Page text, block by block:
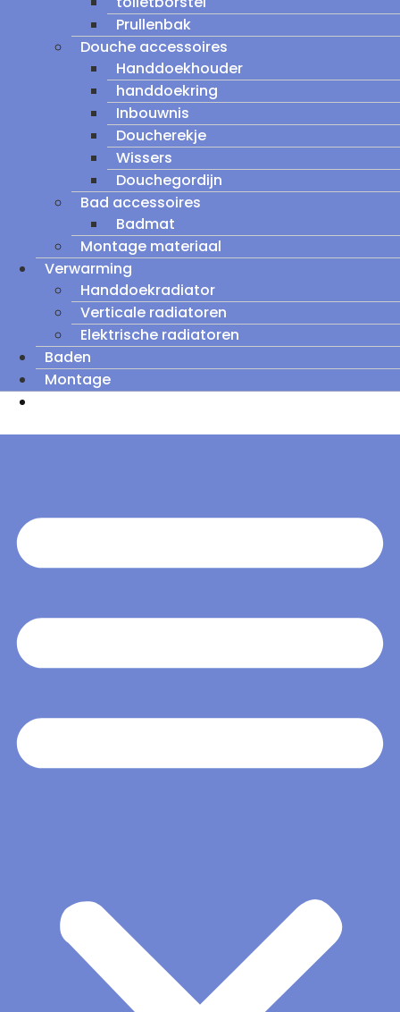
Prullenbak
Douche accessoires
Handdoekhouder
handdoekring
Inbouwnis
Doucherekje
Wissers
Douchegordijn
Bad accessoires
Badmat
Montage materiaal
Verwarming
Handdoekradiator
Verticale radiatoren
Elektrische radiatoren
Baden
Montage